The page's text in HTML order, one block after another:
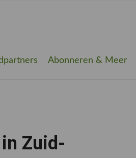
Abonneren & Meer
Zuid-